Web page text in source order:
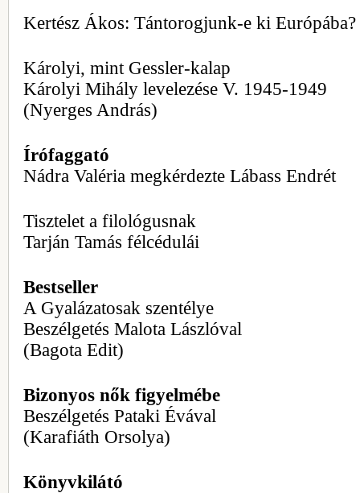
Kertész Ákos: Tántorogjunk-e ki Európába?
Károlyi, mint Gessler-kalap
Károlyi Mihály levelezése V. 1945-1949
(Nyerges András)
Írófaggató
Nádra Valéria megkérdezte Lábass Endrét
Tisztelet a filológusnak
Tarján Tamás félcédulái
Bestseller
A Gyalázatosak szentélye
Beszélgetés Malota Lászlóval
(Bagota Edit)
Bizonyos nők figyelmébe
Beszélgetés Pataki Évával
(Karafiáth Orsolya)
Könyvkilátó